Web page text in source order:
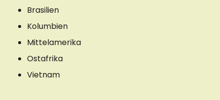
Brasilien
Kolumbien
Mittelamerika
Ostafrika
Vietnam